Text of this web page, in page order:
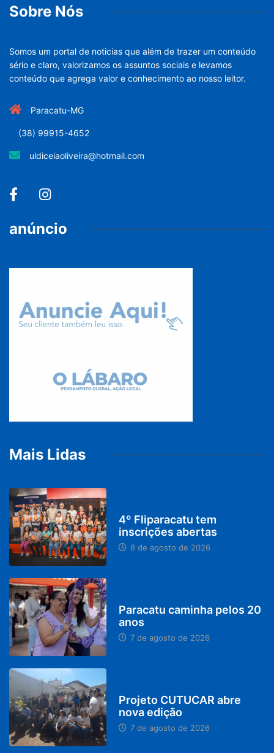
Sobre Nós
Somos um portal de noticias que além de trazer um conteúdo
sério e claro, valorizamos os assuntos sociais e levamos
conteúdo que agrega valor e conhecimento ao nosso leitor.
Paracatu-MG
(38) 99915-4652
uldiceiaoliveira@hotmail.com
anúncio
Mais Lidas
4º Fliparacatu tem
inscrições abertas
8 de agosto de 2026
Paracatu caminha pelos 20
anos
7 de agosto de 2026
Projeto CUTUCAR abre
nova edição
7 de agosto de 2026